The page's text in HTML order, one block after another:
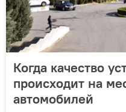
Когда качество
происходит на
автомобилей